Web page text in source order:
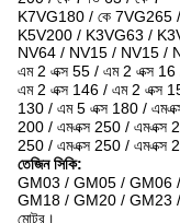
K7VG180 / কে
K5V200 / K3VG63 /
NV64 / NV15 / NV15 /
এম 2 এক্স 55 / এম 2 এক্স
এম 2 এক্স 146 / এম 2 এক্স
130 / এম 5 এক্স 180 /
200 / এমএক্স 250 / এমএক্স
250 / এমএক্স 250 / এমএক্স
তেজিন সিকি:
GM03 / GM05 / GM06
GM18 / GM20 / GM23 /
মোটর।